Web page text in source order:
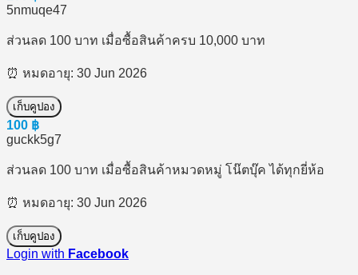
5nmuqe47
ส่วนลด 100 บาท เมื่อซื้อสินค้าครบ 10,000 บาท
⏰ หมดอายุ: 30 Jun 2026
เก็บคูปอง
100 ฿
guckk5g7
ส่วนลด 100 บาท เมื่อซื้อสินค้าหมวดหมู่ โน๊ตบุ๊ค ได้ทุกยี่ห้อ
⏰ หมดอายุ: 30 Jun 2026
เก็บคูปอง
Login with Facebook